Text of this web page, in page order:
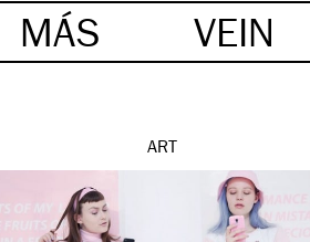
MÁS VEIN
ART